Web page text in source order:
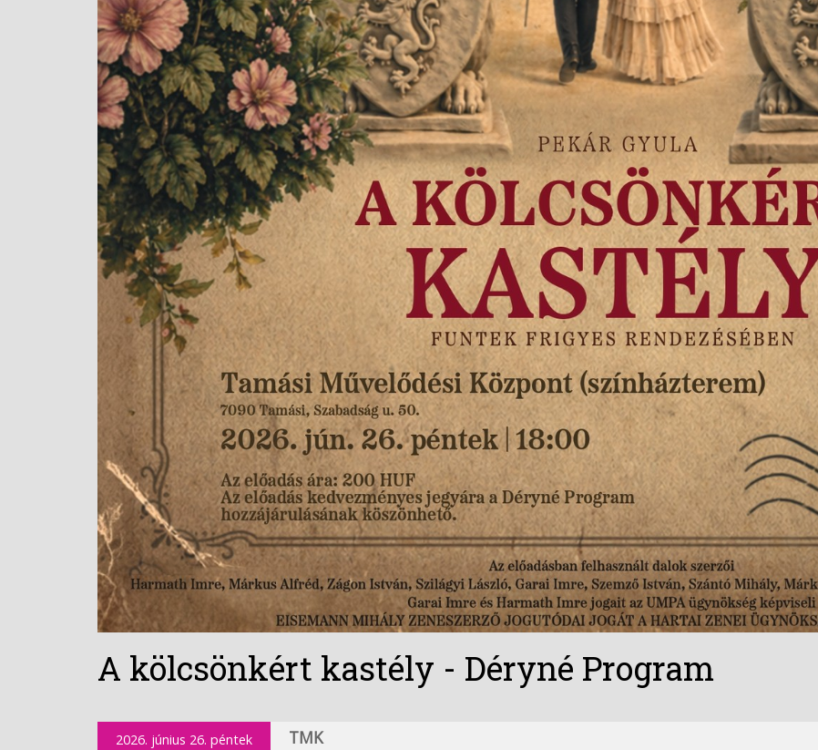
A kölcsönkért kastély - Déryné Program
2026. június 26. péntek TMK